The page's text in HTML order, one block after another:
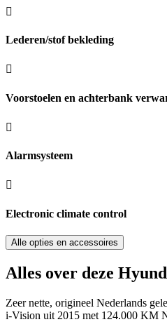
Lederen/stof bekleding
Voorstoelen en achterbank
Alarmsysteem
Electronic climate control
Alle opties en accessoires
Alles over deze
Zeer nette, origineel Nederlands
i-Vision uit 2015 met 124.000 KM